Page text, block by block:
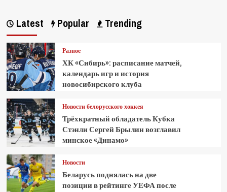
Latest Popular Trending
Разное
ХК «Сибирь»: расписание матчей,
календарь игр и история
новосибирского клуба
Новости белорусского хоккея
Трёхкратный обладатель Кубка
Стэнли Сергей Брылин возглавил
минское «Динамо»
Новости
Беларусь поднялась на две
позиции в рейтинге УЕФА после